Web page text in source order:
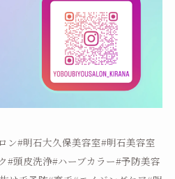
ン#明石大久保美容室#明石美容室
頭皮洗浄#ハーブカラー#予防美容